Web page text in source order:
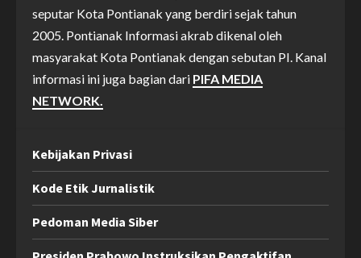
seputar Kota Pontianak yang berdiri sejak tahun
2005. Pontianak Informasi akrab dikenal oleh
masyarakat Kota Pontianak dengan sebutan PI. Kanal
informasi ini juga bagian dari PIFA MEDIA
NETWORK.
Kebijakan Privasi
Kode Etik Jurnalistik
Pedoman Media Siber